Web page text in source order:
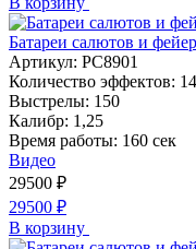
Батареи салютов и
Артикул: РС8901
Количество эффектов: 14
Выстрелы: 150
Калибр: 1,25
Время работы: 160 сек
Видео
29500 ₽
29500 ₽
В корзину